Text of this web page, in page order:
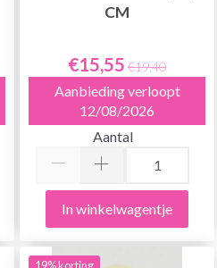
CM
€15,55 €19,40
Aanbieding verloopt
12/08/2026
Aantal
In winkelwagentje